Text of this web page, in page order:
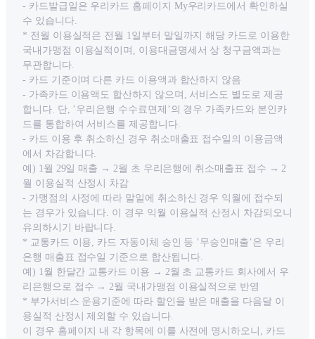
- 카드발급일은 우리카드 홈페이지 My우리카드에서 확인하실
수 있습니다.
* 전월 이용실적은 전월 1일부터 말일까지 해당 카드로 이용한
국내가맹점 이용실적이며, 이용대금명세서 상 청구금액과는
무관합니다.
- 카드 기준이며 다른 카드 이용액과 합산하지 않음
- 가족카드 이용액도 합산하지 않으며, 서비스도 별도로 제공
합니다. 단, ’우리은행 수수료면제’의 경우 가족카드와 본인카
드를 통합하여 서비스를 제공합니다.
- 카드 이용 후 취소하신 경우 취소매출표 접수일의 이용금액
에서 차감합니다.
예) 1월 29일 매출 → 2월 초 우리은행에 취소매출표 접수 → 2
월 이용실적 산정시 차감
- 가맹점의 사정에 따라 말일에 취소하신 경우 익월에 접수되
는 경우가 있습니다. 이 경우 익월 이용실적 산정시 차감되오니
유의하시기 바랍니다.
* 교통카드 이용, 카드 자동이체 승인 등 ’무승인매출’은 우리
은행 매출표 접수일 기준으로 합산됩니다.
예) 1월 한달간 교통카드 이용 → 2월 초 교통카드 회사에서 우
리은행으로 접수 → 2월 국내가맹점 이용실적으로 반영
* 부가서비스 운용기준에 따라 할인을 받은 매출을 다음달 이
용실적 산정시 제외할 수 있습니다.
이 경우 홈페이지 내 각 항목에 이를 사전에 명시하오니, 카드